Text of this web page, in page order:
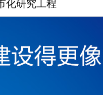
化研究工程